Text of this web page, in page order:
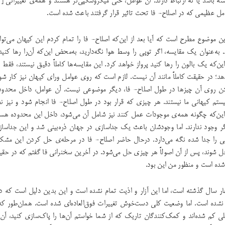
عظیمی که در اصلاح- فا تحت تاثیر قرار گرفتند باعث شده است.
موضوع مطرح است که آیا بعد از این‌که اصلاح- فا را تمام کردم این کیهان
به‌عنوان یک مقایسه، اگر توپی را وسط هوا نگه‌دارید، به‌محض این‌که آن‌را رها
یک بالون را رها کنید پرواز خواهد کرد. این مقایسه‌ها کاملاً دقیق نیستند،
در حقیقت کاملاً مانند آن نیست. لازم است که روی عوامل ورای کیهان نیز کار
روی آن چیزها در طول اصلاح- فا، دیگر موضوعی نیست. آن عوامل، داخل
کیهانی ما نیستند. هر چیزی که قرار بود در طول اصلاح- فا انجام شود و
چگونه همه‌ی موجودات عمل کنند نیز شامل آن می‌شود، داخل این محدوده
وجود ندارند. اما وجودشان باعث یک جداسازی در جهان ذره‌بینی شد و این
را جدا شده نگه می‌دارد. درحال حاضر اصلاح- فا در مرحله‌ی حل کردن این
شوند، پس از آن اصولاً هر چیزی حل می‌شود. در آخرین سخنرانی فا گفتم که در
است و منظور من این بود.
سال گذشته است، اما این آزار و اذیت تمام نشده است و این بدین دلیل است که
است. اما وضعیت کلی دست‌خوش تغییرات فوق‌العاده‌ای شده است. همان‌طور که
کم شده‌اند و کمک‌کنندگان تاریک که از شما خواستم آن‌ها را پاک‌سازی کنید،